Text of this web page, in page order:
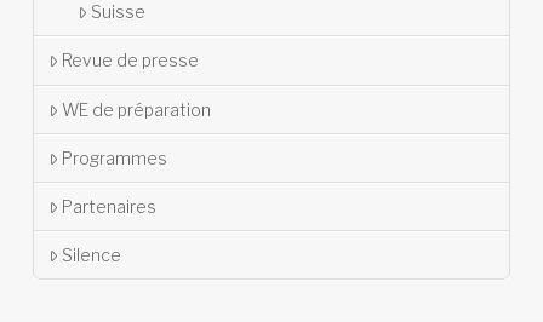
Suisse
Revue de presse
WE de préparation
Programmes
Partenaires
Silence